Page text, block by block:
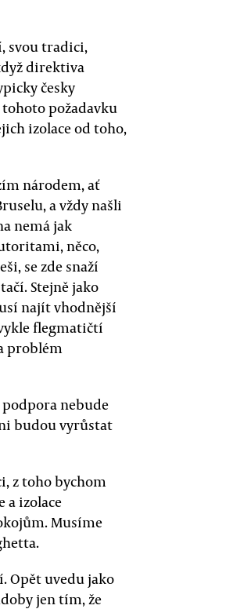
svou tradici,
direktiva
česky
požadavku
izolace od toho,
národem, ať
a vždy našli
nemá jak
něco,
se zde snaží
Stejně jako
najít vhodnější
flegmatičtí
problém
nebude
budou vyrůstat
z toho bychom
a izolace
Musíme
Opět uvedu jako
jen tím, že